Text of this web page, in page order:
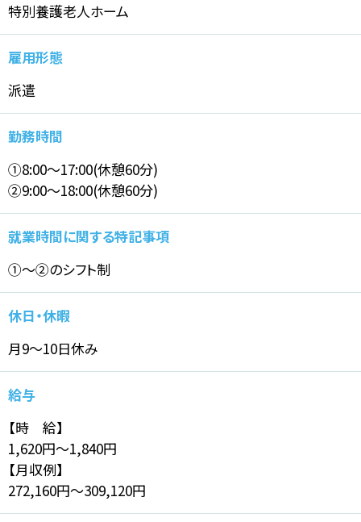
特別養護老人ホーム
雇用形態
派遣
勤務時間
①8:00～17:00(休憩60分)
②9:00～18:00(休憩60分)
就業時間に関する特記事項
①～②のシフト制
休日・休暇
月9～10日休み
給与
【時 給】
1,620円～1,840円
【月収例】
272,160円～309,120円